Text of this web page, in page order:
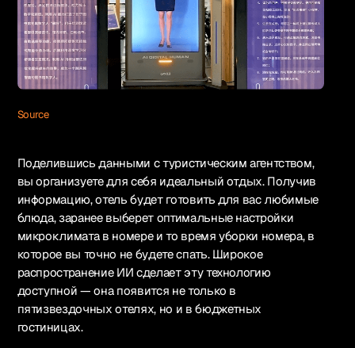
Source
Поделившись данными с туристическим агентством,
вы организуете для себя идеальный отдых. Получив
информацию, отель будет готовить для вас любимые
блюда, заранее выберет оптимальные настройки
микроклимата в номере и то время уборки номера, в
которое вы точно не будете спать. Широкое
распространение ИИ сделает эту технологию
доступной — она появится не только в
пятизвездочных отелях, но и в бюджетных
гостиницах.